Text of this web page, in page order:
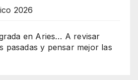
2026
en Aries… A revisar
pasadas y pensar mejor las